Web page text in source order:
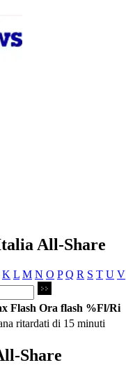
All-Share
K L M N O P Q R S T U V
Flash Ora flash %Fl/Ri
ritardati di 15 minuti
Share